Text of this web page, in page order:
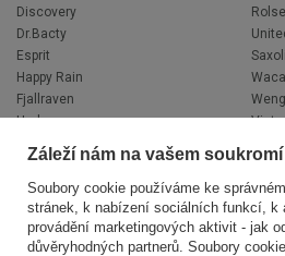
Discovery
Dr.Bacty
Esprit
Happy Rain
Fjallraven
Hedgren
Jeep
Knirps
LEGO
National Geographic
Ogio
XD
VANS
Záleží nám na vašem soukromí
Soubory cookie používáme ke
stránek, k nabízení sociálních funkcí, k
provádění marketingových aktivit - jak
důvěryhodných partnerů. Soubory